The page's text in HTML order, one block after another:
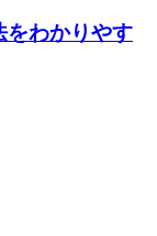
をわかりやす